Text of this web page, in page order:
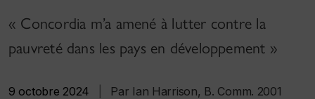
« Concordia m’a amené à lutter contre la
pauvreté dans les pays en développement »
9 octobre 2024
Par Ian Harrison, B. Comm. 2001